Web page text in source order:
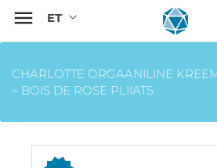

CHARLOTTE ORGAANILINE
– BOIS DE ROSE PLIIATS